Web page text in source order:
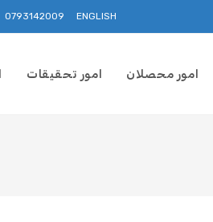
ENGLISH
0793142009
امور محصلان امور تحقیقات